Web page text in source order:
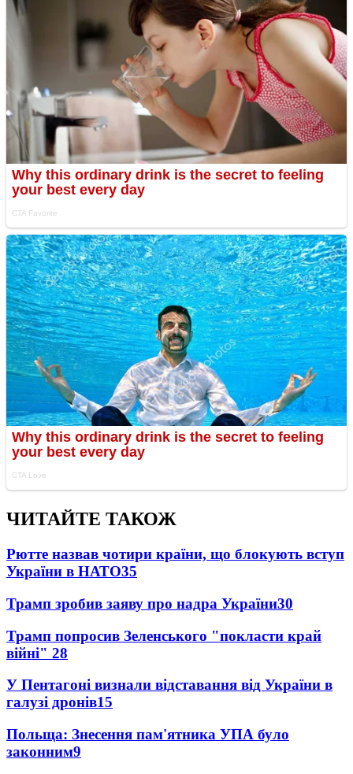
ЧИТАЙТЕ ТАКОЖ
Рютте назвав чотири країни, що блокують вступ
України в НАТО35
Трамп зробив заяву про надра України30
Трамп попросив Зеленського "покласти край
війні" 28
У Пентагоні визнали відставання від України в
галузі дронів15
Польща: Знесення пам'ятника УПА було
законним9